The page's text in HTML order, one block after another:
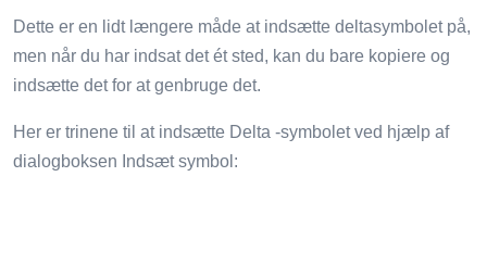
Dette er en lidt længere måde at indsætte deltasymbolet på,
men når du har indsat det ét sted, kan du bare kopiere og
indsætte det for at genbruge det.
Her er trinene til at indsætte Delta -symbolet ved hjælp af
dialogboksen Indsæt symbol: